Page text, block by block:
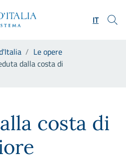
IT
Le opere
dalla costa di
costa di